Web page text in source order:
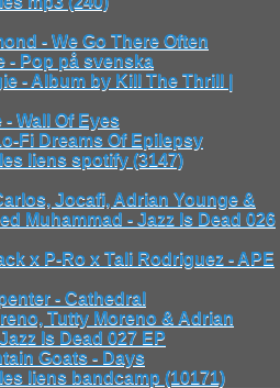
- We Go There Often
- Pop på svenska
- Album by Kill The Thrill |
- Wall Of Eyes
Fi Dreams Of Epilepsy
liens spotify (3147)
Jocafi, Adrian Younge &
Muhammad - Jazz Is Dead 026
x P-Ro x Tali Rodriguez - APE
- Cathedral
Tutty Moreno & Adrian
Is Dead 027 EP
Goats - Days
liens bandcamp (10171)